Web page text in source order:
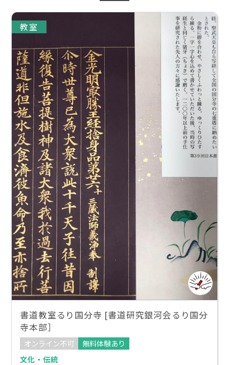
教室
書道教室るり国分寺 [書道研究銀河会るり国分
寺本部］
オンライン不可
無料体験あり
文化・伝統